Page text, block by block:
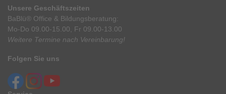
Unsere Geschäftszeiten
BaBlü® Office & Bildungsberatung:
Mo-Do 09.00-15.00, Fr 09.00-13.00
Weitere Termine nach Vereinbarung!
Folgen Sie uns